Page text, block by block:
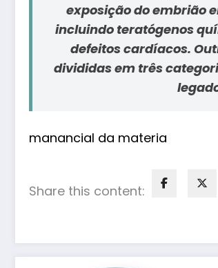
exposição do embrião
incluindo teratógenos
defeitos cardíacos.
divididas em três
manancial da materia
Share this content: